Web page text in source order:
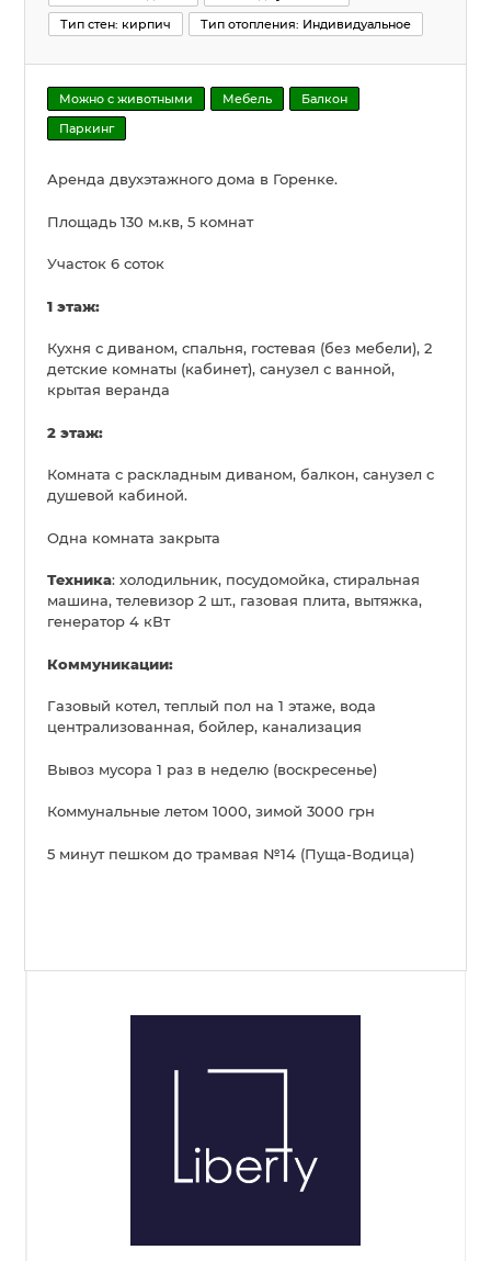
Тип стен: кирпич
Тип отопления: Индивидуальное
Можно с животными Мебель
Балкон
Паркинг
Аренда двухэтажного дома в Горенке.
Площадь 130 м.кв, 5 комнат
Участок 6 соток
1 этаж:
Кухня с диваном, спальня, гостевая (без мебели), 2
детские комнаты (кабинет), санузел с ванной,
крытая веранда
2 этаж:
Комната с раскладным диваном, балкон, санузел с
душевой кабиной.
Одна комната закрыта
Техника: холодильник, посудомойка, стиральная
машина, телевизор 2 шт., газовая плита, вытяжка,
генератор 4 кВт
Коммуникации:
Газовый котел, теплый пол на 1 этаже, вода
централизованная, бойлер, канализация
Вывоз мусора 1 раз в неделю (воскресенье)
Коммунальные летом 1000, зимой 3000 грн
5 минут пешком до трамвая №14 (Пуща-Водица)